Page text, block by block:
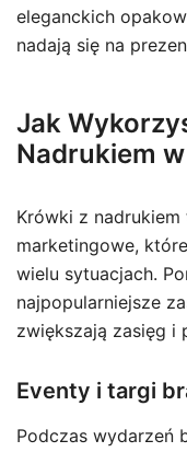
eleganckich
nadają się na
Jak
Nadrukiem
Krówki z
marketingowe,
wielu sytuacjach.
najpopularniejsze
zwiększają zasięg i
Eventy i targi
Podczas wydarzeń